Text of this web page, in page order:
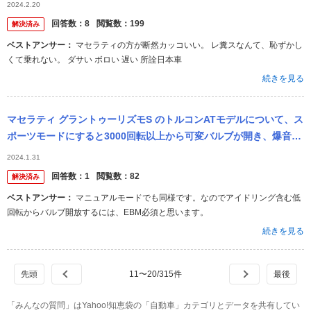
2024.2.20
解決済み 回答数： 8 閲覧数： 199
ベストアンサー：
くて乗れない。 ダサい ボロい 遅い 所詮日本車
続きを見る
マセラティ グラントゥーリズモS のトルコンATモデルについて、ス
ポーツモードにすると3000回転以上から可変バルブが開き、爆音に
なるかと思うのですが、マニュアルモードにした場合でも同じでし
ょ...
2024.1.31
解決済み 回答数： 1 閲覧数： 82
ベストアンサー：
回転からバルブ開放するには、EBM必須と思います。
続きを見る
11 〜20/315件
「みんなの質問」はYahoo!知恵袋の「自動車」カテゴリとデータを共有してい